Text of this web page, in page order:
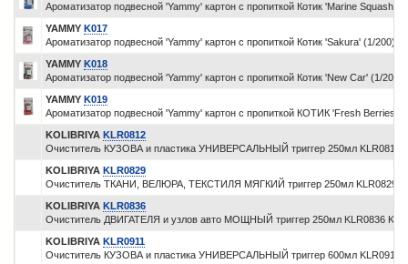
Ароматизатор подвесной 'Yammy' картон с пропиткой Котик 'Marine Squash'
YAMMY K017
Ароматизатор подвесной 'Yammy' картон с пропиткой Котик 'Sakura' (1/200)
YAMMY K018
Ароматизатор подвесной 'Yammy' картон с пропиткой Котик 'New Car' (1/200)
YAMMY K019
Ароматизатор подвесной 'Yammy' картон с пропиткой КОТИК 'Fresh Berries'
KOLIBRIYA KLR0812
Очиститель КУЗОВА и пластика УНИВЕРСАЛЬНЫЙ триггер 250мл KLR0812
KOLIBRIYA KLR0829
Очиститель ТКАНИ, ВЕЛЮРА, ТЕКСТИЛЯ МЯГКИЙ триггер 250мл KLR0829
KOLIBRIYA KLR0836
Очиститель ДВИГАТЕЛЯ и узлов авто МОЩНЫЙ триггер 250мл KLR0836
KOLIBRIYA KLR0911
Очиститель КУЗОВА и пластика УНИВЕРСАЛЬНЫЙ триггер 600мл KLR0911